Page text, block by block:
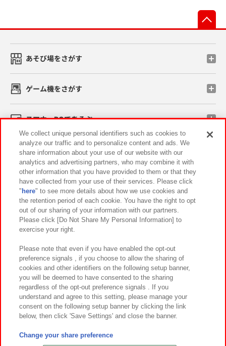
あそび場をさがす
ゲーム機をさがす
スマホ・PCであそぶ
イベント・キャンペーン
関連会社 サステナビリティ サイトポリシー
プライバシーポリシー ウェブアクセシビリティ方針と検証結果
お取引先さまとともに
カスタマーハラスメント対応方針 よくあるご質問・お問い合わせ
©Bandai Namco Amusement Inc.
©Bandai Namco Amusement Lab Inc.
We collect unique personal identifiers such as cookies to
analyze our traffic and to personalize content and ads. We
share information about your use of our website with our
analytics and advertising partners, who may combine it with
other information that you have provided to them or that they
have collected from your use of their services. Please click
" here" to see more details about how we use cookies and
the retention period of each cookie. You have the right to opt
out of our sharing of your information with our partners.
Please click [Do Not Share My Personal Information] to
exercise your right.
Please note that even if you have enabled the opt-out
preference signals , if you choose to allow the sharing of
cookies and other identifiers on the following setup banner,
you will be deemed to have consented to the sharing
regardless of the opt-out preference signals . If you
understand and agree to this setting, please manage your
consent on the following setup banner by clicking the link
below, then click 'Save Settings' and close the banner.
Change your share preference